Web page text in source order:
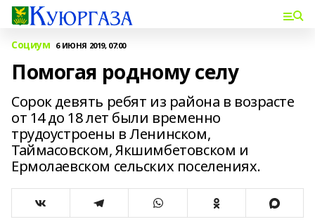
Социум 6 ИЮНЯ 2019, 07:00
Помогая родному селу
Сорок девять ребят из района в возрасте
от 14 до 18 лет были временно
трудоустроены в Ленинском,
Таймасовском, Якшимбетовском и
Ермолаевском сельских поселениях.